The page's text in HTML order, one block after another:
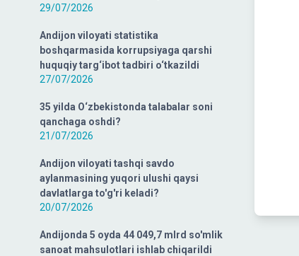
29/07/2026
Andijon viloyati statistika
boshqarmasida korrupsiyaga qarshi
huquqiy targ‘ibot tadbiri o‘tkazildi
27/07/2026
35 yilda O‘zbekistonda talabalar soni
qanchaga oshdi?
21/07/2026
Andijon viloyati tashqi savdo
aylanmasining yuqori ulushi qaysi
davlatlarga to'g'ri keladi?
20/07/2026
Andijonda 5 oyda 44 049,7 mlrd so'mlik
sanoat mahsulotlari ishlab chiqarildi